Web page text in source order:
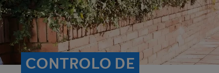
CONTROLO DE